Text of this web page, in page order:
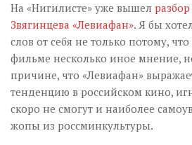
На «Нигилисте» уже вышел
Звягинцева «Левиафан». Я бы
слов от себя не только потому,
фильме несколько иное мнение,
причине, что «Левиафан»
тенденцию в российском кино,
скоро не смогут и наиболее
жопы из россминкультуры.